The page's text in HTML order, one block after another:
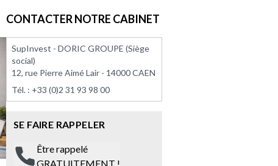
À PARTIR DE 170 408,00 €
CONTACTER NOTRE CABINET
SupInvest - DORIC GROUPE (Siège
social)
12, rue Pierre Aimé Lair - 14000 CAEN
Tél. : +33 (0)2 31 93 98 00
SE FAIRE RAPPELER
Être rappelé
GRATUITEMENT !